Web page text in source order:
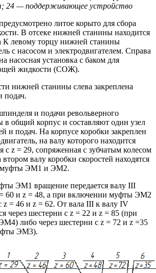
24 — поддерживающее устройство
литое корыто для сбора
В отсеке нижней станины находится
К левому торцу нижней станины
с насосом и электродвигателем. Справа
насосная установка с баком для
жидкости (СОЖ).
нижней станины слева закреплена
подач.
и подачи револьверного
общий корпус и составляют один узел
и подач. На корпусе коробки закреплен
на валу которого находится
с z = 29, сопряженная с зубчатым колесом
валу коробки скоростей находятся
муфты ЭМ1 и ЭМ2.
ЭМ1 вращение передается валу III
= 60 и z = 48, а при включении муфты ЭМ2
z = 46 и z = 62. От вала III к валу IV
через шестерни с z = 22 и z = 85 (при
либо через шестерни с z = 72 и z =35
ЭМ3).